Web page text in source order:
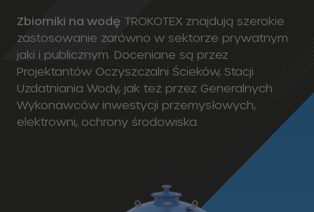
Zbiorniki na wodę TROKOTEX znajdują szerokie
zastosowanie zarówno w sektorze prywatnym
jaki i publicznym. Doceniane są przez
Projektantów Oczyszczalni Ścieków, Stacji
Uzdatniania Wody, jak też przez Generalnych
Wykonawców inwestycji przemysłowych,
elektrowni, ochrony środowiska.